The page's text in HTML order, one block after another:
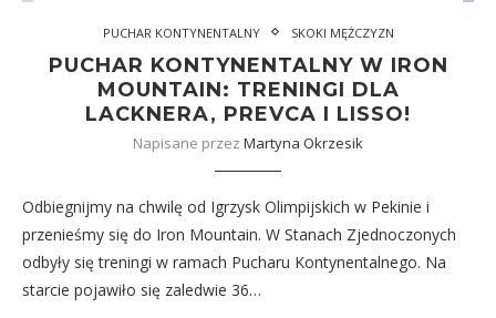
PUCHAR KONTYNENTALNY SKOKI MĘŻCZYZN
PUCHAR KONTYNENTALNY W IRON
MOUNTAIN: TRENINGI DLA
LACKNERA, PREVCA I LISSO!
Napisane przez Martyna Okrzesik
Odbiegnijmy na chwilę od Igrzysk Olimpijskich w Pekinie i
przenieśmy się do Iron Mountain. W Stanach Zjednoczonych
odbyły się treningi w ramach Pucharu Kontynentalnego. Na
starcie pojawiło się zaledwie 36…